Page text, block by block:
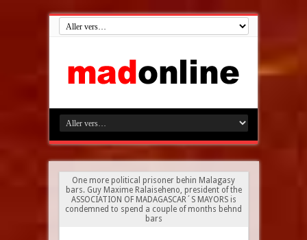
One more political prisoner behin Malagasy
bars. Guy Maxime Ralaiseheno, president of the
ASSOCIATION OF MADAGASCAR´S MAYORS is
condemned to spend a couple of months behnd
bars